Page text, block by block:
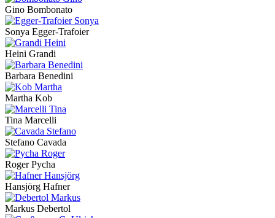
Gino Bombonato
Sonya Egger-Trafoier
Heini Grandi
Barbara Benedini
Martha Kob
Tina Marcelli
Stefano Cavada
Roger Pycha
Hansjörg Hafner
Markus Debertol